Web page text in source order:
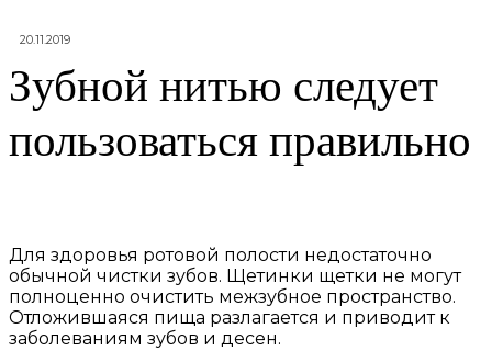
20.11.2019
Зубной нитью следует
пользоваться правильно
Для здоровья ротовой полости недостаточно
обычной чистки зубов. Щетинки щетки не могут
полноценно очистить межзубное пространство.
Отложившаяся пища разлагается и приводит к
заболеваниям зубов и десен.